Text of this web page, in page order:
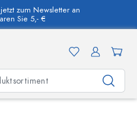
zum Newsletter an
Sie 5,- €